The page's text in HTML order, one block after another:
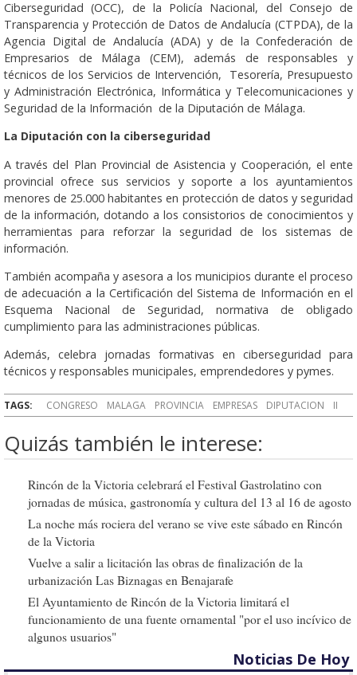
Ciberseguridad (OCC), de la Policía Nacional, del Consejo de
Transparencia y Protección de Datos de Andalucía (CTPDA), de la
Agencia Digital de Andalucía (ADA) y de la Confederación de
Empresarios de Málaga (CEM), además de responsables y
técnicos de los Servicios de Intervención, Tesorería, Presupuesto
y Administración Electrónica, Informática y Telecomunicaciones y
Seguridad de la Información de la Diputación de Málaga.
La Diputación con la ciberseguridad
A través del Plan Provincial de Asistencia y Cooperación, el ente
provincial ofrece sus servicios y soporte a los ayuntamientos
menores de 25.000 habitantes en protección de datos y seguridad
de la información, dotando a los consistorios de conocimientos y
herramientas para reforzar la seguridad de los sistemas de
información.
También acompaña y asesora a los municipios durante el proceso
de adecuación a la Certificación del Sistema de Información en el
Esquema Nacional de Seguridad, normativa de obligado
cumplimiento para las administraciones públicas.
Además, celebra jornadas formativas en ciberseguridad para
técnicos y responsables municipales, emprendedores y pymes.
TAGS: CONGRESO MALAGA PROVINCIA EMPRESAS DIPUTACION II
Quizás también le interese:
Rincón de la Victoria celebrará el Festival Gastrolatino con
jornadas de música, gastronomía y cultura del 13 al 16 de agosto
La noche más rociera del verano se vive este sábado en Rincón
de la Victoria
Vuelve a salir a licitación las obras de finalización de la
urbanización Las Biznagas en Benajarafe
El Ayuntamiento de Rincón de la Victoria limitará el
funcionamiento de una fuente ornamental "por el uso incívico de
algunos usuarios"
Noticias De Hoy